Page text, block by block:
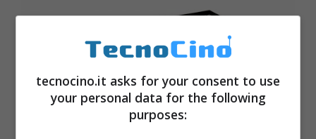
tecnocino.it asks for your consent to use
your personal data for the following
purposes: